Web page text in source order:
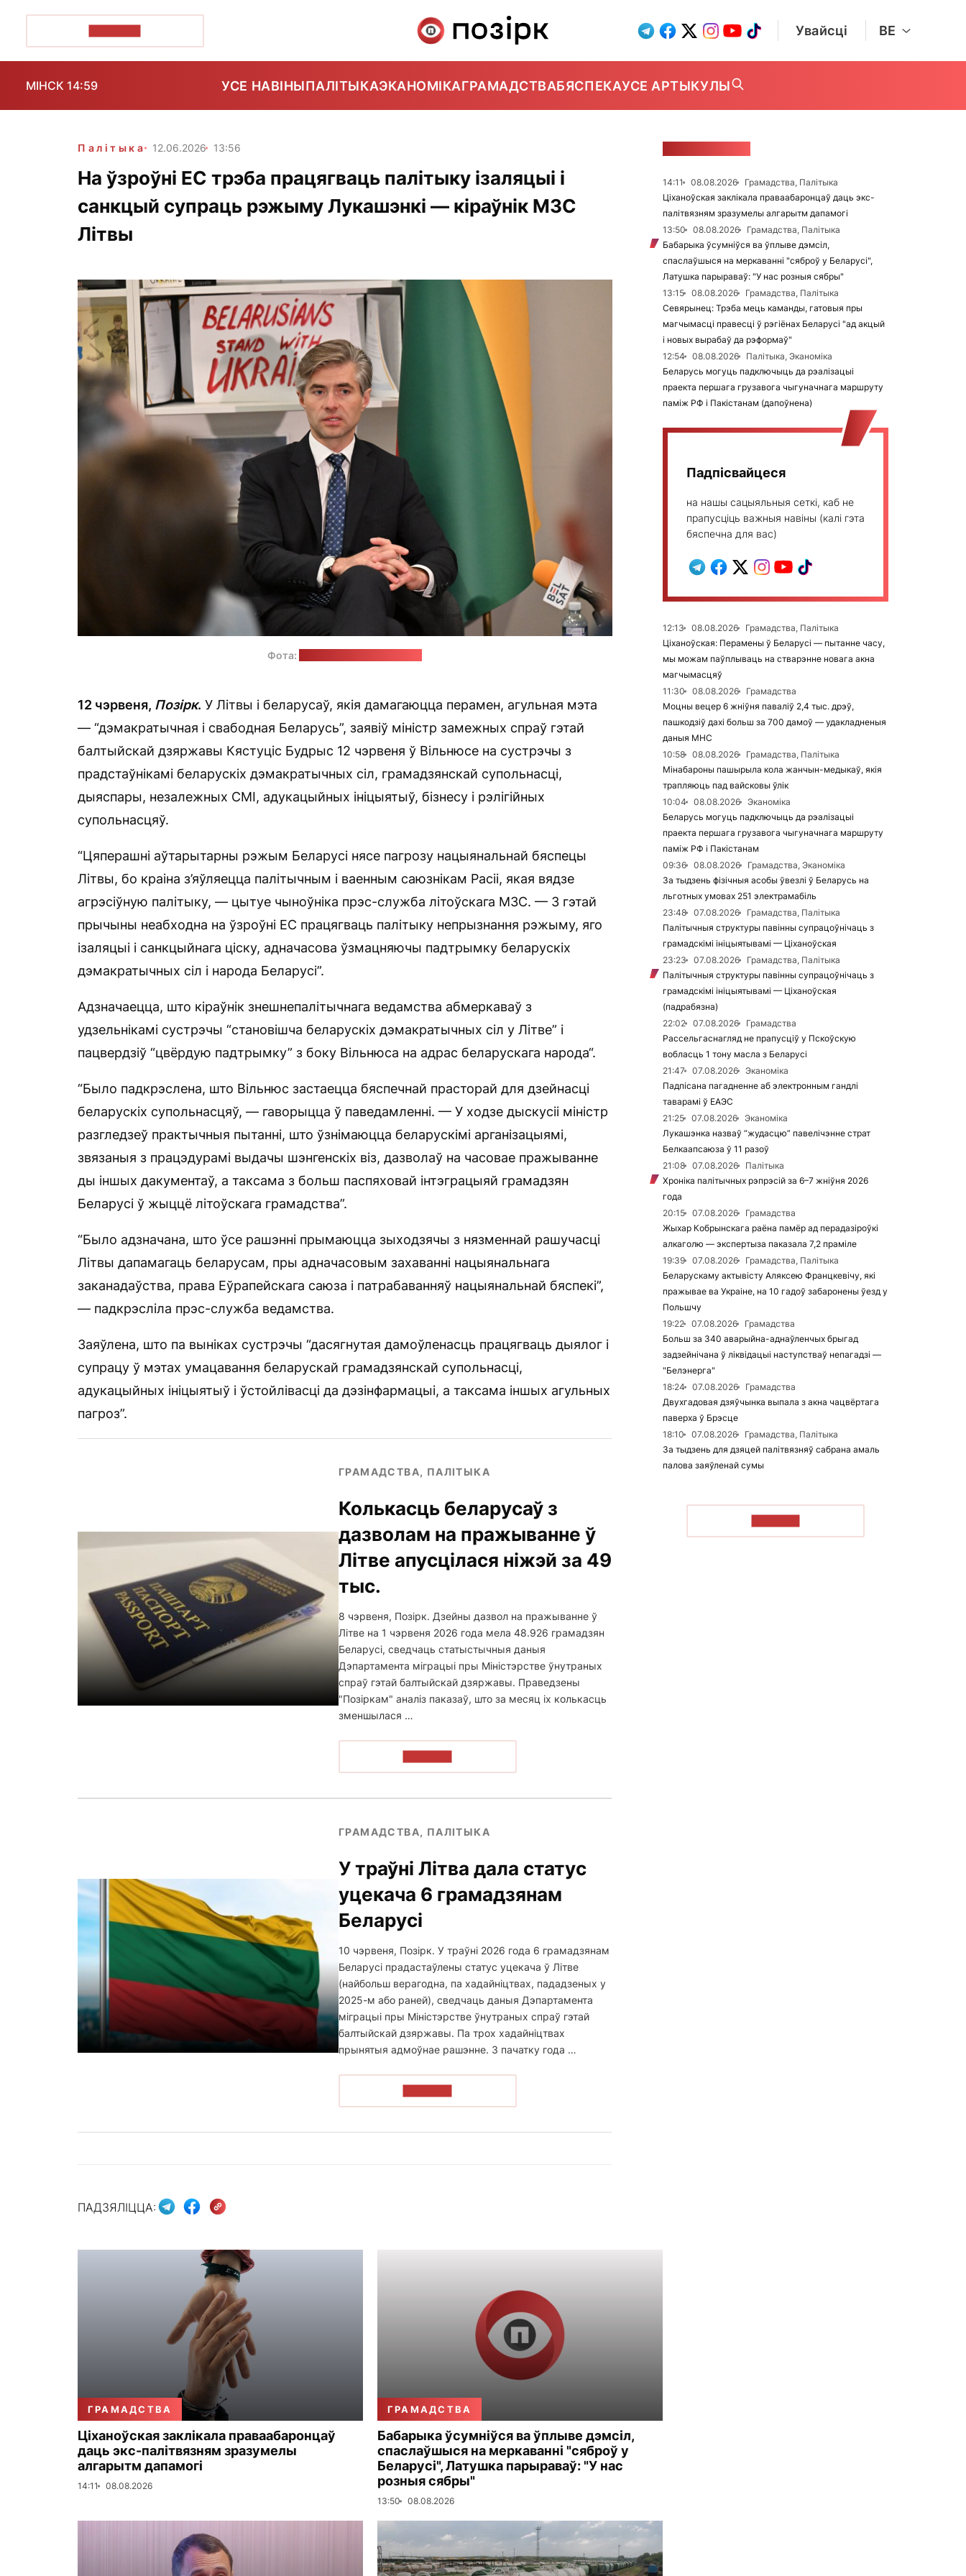
Увайсці BE
МІНСК 14:59 УСЕ НАВІНЫПАЛІТЫКАЭКАНОМІКАГРАМАДСТВАБЯСПЕКАУСЕ АРТЫКУЛЫ
Палітыка 12.06.2026 13:56
На ўзроўні ЕС трэба працягваць палітыку ізаляцыі і
санкцый супраць рэжыму Лукашэнкі — кіраўнік МЗС
Літвы
Фота:
12 чэрвеня, Позірк. У Літвы і беларусаў, якія дамагаюцца перамен, агульная мэта
— “дэмакратычная і свабодная Беларусь”, заявіў міністр замежных спраў гэтай
балтыйскай дзяржавы Кястуціс Будрыс 12 чэрвеня ў Вільнюсе на сустрэчы з
прадстаўнікамі беларускіх дэмакратычных сіл, грамадзянскай супольнасці,
дыяспары, незалежных СМІ, адукацыйных ініцыятыў, бізнесу і рэлігійных
супольнасцяў.
“Цяперашні аўтарытарны рэжым Беларусі нясе пагрозу нацыянальнай бяспецы
Літвы, бо краіна з’яўляецца палітычным і ваенным саюзнікам Расіі, якая вядзе
агрэсіўную палітыку, — цытуе чыноўніка прэс-служба літоўскага МЗС. — З гэтай
прычыны неабходна на ўзроўні ЕС працягваць палітыку непрызнання рэжыму, яго
ізаляцыі і санкцыйнага ціску, адначасова ўзмацняючы падтрымку беларускіх
дэмакратычных сіл і народа Беларусі”.
Адзначаецца, што кіраўнік знешнепалітычнага ведамства абмеркаваў з
удзельнікамі сустрэчы “становішча беларускіх дэмакратычных сіл у Літве” і
пацвердзіў “цвёрдую падтрымку” з боку Вільнюса на адрас беларускага народа“.
“Было падкрэслена, што Вільнюс застаецца бяспечнай прасторай для дзейнасці
беларускіх супольнасцяў, — гаворыцца ў паведамленні. — У ходзе дыскусіі міністр
разгледзеў практычныя пытанні, што ўзнімаюцца беларускімі арганізацыямі,
звязаныя з працэдурамі выдачы шэнгенскіх віз, дазволаў на часовае пражыванне
ды іншых дакументаў, а таксама з больш паспяховай інтэграцыяй грамадзян
Беларусі ў жыццё літоўскага грамадства”.
“Было адзначана, што ўсе рашэнні прымаюцца зыходзячы з нязменнай рашучасці
Літвы дапамагаць беларусам, пры адначасовым захаванні нацыянальнага
заканадаўства, права Еўрапейскага саюза і патрабаванняў нацыянальнай бяспекі”,
— падкрэсліла прэс-служба ведамства.
Заяўлена, што па выніках сустрэчы “дасягнутая дамоўленасць працягваць дыялог і
супрацу ў мэтах умацавання беларускай грамадзянскай супольнасці,
адукацыйных ініцыятыў і ўстойлівасці да дэзінфармацыі, а таксама іншых агульных
пагроз”.
ГРАМАДСТВА, ПАЛІТЫКА
Колькасць беларусаў з
дазволам на пражыванне ў
Літве апусцілася ніжэй за 49
тыс.
8 чэрвеня, Позірк. Дзейны дазвол на пражыванне ў
Літве на 1 чэрвеня 2026 года мела 48.926 грамадзян
Беларусі, сведчаць статыстычныя даныя
Дэпартамента міграцыі пры Міністэрстве ўнутраных
спраў гэтай балтыйскай дзяржавы. Праведзены
"Позіркам" аналіз паказаў, што за месяц іх колькасць
зменшылася …
ГРАМАДСТВА, ПАЛІТЫКА
У траўні Літва дала статус
уцекача 6 грамадзянам
Беларусі
10 чэрвеня, Позірк. У траўні 2026 года 6 грамадзянам
Беларусі прадастаўлены статус уцекача ў Літве
(найбольш верагодна, па хадайніцтвах, пададзеных у
2025-м або раней), сведчаць даныя Дэпартамента
міграцыі пры Міністэрстве ўнутраных спраў гэтай
балтыйскай дзяржавы. Па трох хадайніцтвах
прынятыя адмоўнае рашэнне. З пачатку года …
ПАДЗЯЛІЦЦА:
ГРАМАДСТВА
Ціханоўская заклікала праваабаронцаў
даць экс-палітвязням зразумелы
алгарытм дапамогі
14:11 08.08.2026
ГРАМАДСТВА
Бабарыка ўсумніўся ва ўплыве дэмсіл,
спаслаўшыся на меркаванні "сяброў у
Беларусі", Латушка парыраваў: "У нас
розныя сябры"
13:50 08.08.2026
14:11 08.08.2026
Грамадства, Палітыка
Ціханоўская заклікала праваабаронцаў даць экс-
палітвязням зразумелы алгарытм дапамогі
13:50
08.08.2026
Грамадства, Палітыка
Бабарыка ўсумніўся ва ўплыве дэмсіл,
спаслаўшыся на меркаванні "сяброў у Беларусі",
Латушка парыраваў: "У нас розныя сябры"
13:15
08.08.2026
Грамадства, Палітыка
Севярынец: Трэба мець каманды, гатовыя пры
магчымасці правесці ў рэгіёнах Беларусі "ад акцый
і новых вырабаў да рэформаў"
12:54
08.08.2026
Палітыка, Эканоміка
Беларусь могуць падключыць да рэалізацыі
праекта першага грузавога чыгуначнага маршруту
паміж РФ і Пакістанам (дапоўнена)
Падпісвайцеся
на нашы сацыяльныя сеткі, каб не
прапусціць важныя навіны (калі гэта
бяспечна для вас)
12:13 08.08.2026
Грамадства, Палітыка
Ціханоўская: Перамены ў Беларусі — пытанне часу,
мы можам паўплываць на стварэнне новага акна
магчымасцяў
11:30
08.08.2026
Грамадства
Моцны вецер 6 жніўня паваліў 2,4 тыс. дрэў,
пашкодзіў дахі больш за 700 дамоў — удакладненыя
даныя МНС
10:58
08.08.2026
Грамадства, Палітыка
Мінабароны пашырыла кола жанчын-медыкаў, якія
трапляюць пад вайсковы ўлік
10:04
08.08.2026
Эканоміка
Беларусь могуць падключыць да рэалізацыі
праекта першага грузавога чыгуначнага маршруту
паміж РФ і Пакістанам
09:36
08.08.2026
Грамадства, Эканоміка
За тыдзень фізічныя асобы ўвезлі ў Беларусь на
льготных умовах 251 электрамабіль
23:48
07.08.2026
Грамадства, Палітыка
Палітычныя структуры павінны супрацоўнічаць з
грамадскімі ініцыятывамі — Ціханоўская
23:23
07.08.2026
Грамадства, Палітыка
Палітычныя структуры павінны супрацоўнічаць з
грамадскімі ініцыятывамі — Ціханоўская
(падрабязна)
22:02
07.08.2026
Грамадства
Рассельгаснагляд не прапусціў у Пскоўскую
вобласць 1 тону масла з Беларусі
21:47
07.08.2026
Эканоміка
Падпісана пагадненне аб электронным гандлі
таварамі ў ЕАЭС
21:25
07.08.2026
Эканоміка
Лукашэнка назваў “жудасцю” павелічэнне страт
Белкаапсаюза ў 11 разоў
21:08
07.08.2026
Палітыка
Хроніка палітычных рэпрэсій за 6–7 жніўня 2026
года
20:15
07.08.2026
Грамадства
Жыхар Кобрынскага раёна памёр ад перадазіроўкі
алкаголю — экспертыза паказала 7,2 праміле
19:39
07.08.2026
Грамадства, Палітыка
Беларускаму актывісту Аляксею Францкевічу, які
пражывае ва Украіне, на 10 гадоў забаронены ўезд у
Польшчу
19:22
07.08.2026
Грамадства
Больш за 340 аварыйна-аднаўленчых брыгад
задзейнічана ў ліквідацыі наступстваў непагадзі —
"Белэнерга"
18:24
07.08.2026
Грамадства
Двухгадовая дзяўчынка выпала з акна чацвёртага
паверха ў Брэсце
18:10
07.08.2026
Грамадства, Палітыка
За тыдзень для дзяцей палітвязняў сабрана амаль
палова заяўленай сумы